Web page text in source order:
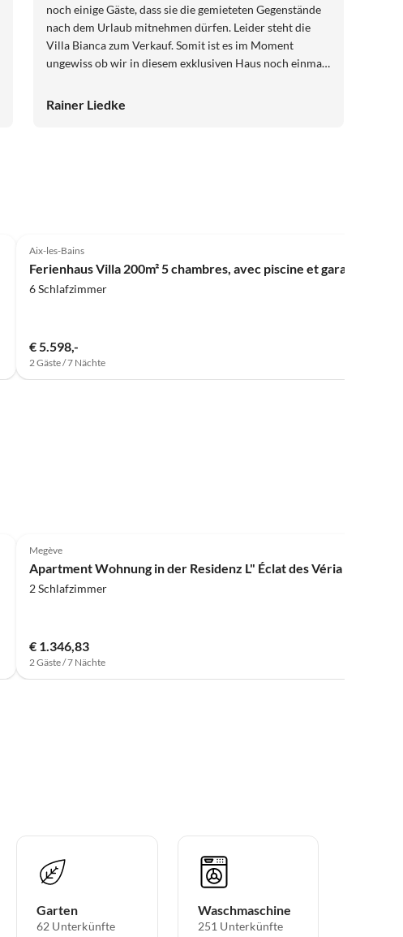
noch einige Gäste, dass sie die gemieteten Gegenstände
nach dem Urlaub mitnehmen dürfen. Leider steht die
Villa Bianca zum Verkauf. Somit ist es im Moment
ungewiss ob wir in diesem exklusiven Haus noch einmal
Rainer Liedke
Aix-les-Bains
Ferienhaus Villa 200m² 5 chambres, avec piscine et garage
6 Schlafzimmer
€ 5.598,-
2 Gäste / 7 Nächte
Megève
Apartment Wohnung in der Residenz L" Éclat des Véria
2 Schlafzimmer
€ 1.346,83
2 Gäste / 7 Nächte
Garten
62 Unterkünfte
Waschmaschine
251 Unterkünfte